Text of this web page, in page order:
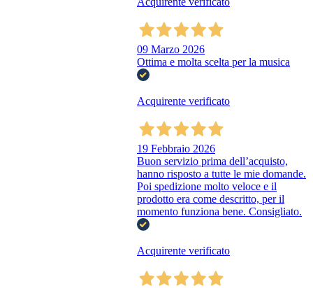
09 Marzo 2026
Ottima e molta scelta per la musica
Acquirente verificato
19 Febbraio 2026
Buon servizio prima dell’acquisto,
hanno risposto a tutte le mie domande.
Poi spedizione molto veloce e il
prodotto era come descritto, per il
momento funziona bene. Consigliato.
Acquirente verificato